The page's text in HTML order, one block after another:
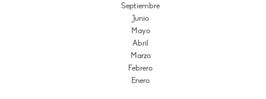
Septiembre
Junio
Mayo
Abril
Marzo
Febrero
Enero